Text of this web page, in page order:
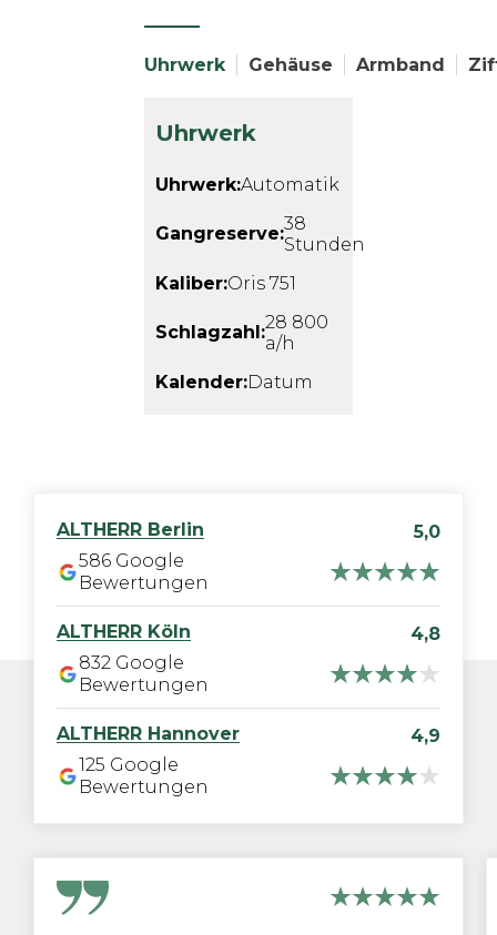
Uhrwerk Gehäuse Armband
Uhrwerk
Uhrwerk:Automatik
Gangreserve:38
Stunden
Kaliber:Oris 751
Schlagzahl:28 800
a/h
Kalender:Datum
ALTHERR Berlin
5,0
586 Google
Bewertungen
ALTHERR Köln
4,8
832 Google
Bewertungen
ALTHERR Hannover
4,9
125 Google
Bewertungen